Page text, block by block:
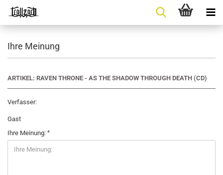
Ihre Meinung
ARTIKEL: RAVEN THRONE - AS THE SHADOW THROUGH DEATH (CD)
Verfasser:
Gast
Ihre Meinung: